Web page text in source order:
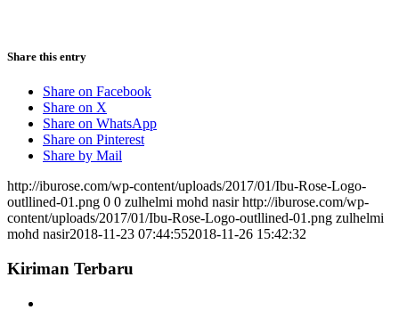
Share this entry
Share on Facebook
Share on X
Share on WhatsApp
Share on Pinterest
Share by Mail
http://iburose.com/wp-content/uploads/2017/01/Ibu-Rose-Logo-
outllined-01.png 0 0 zulhelmi mohd nasir http://iburose.com/wp-
content/uploads/2017/01/Ibu-Rose-Logo-outllined-01.png zulhelmi
mohd nasir2018-11-23 07:44:552018-11-26 15:42:32
Kiriman Terbaru